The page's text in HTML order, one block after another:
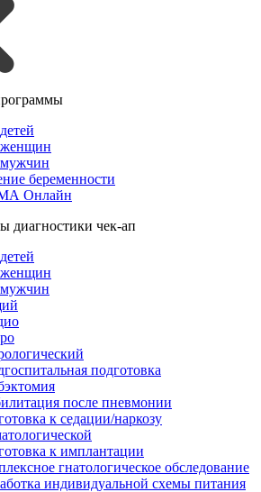
беременности
Онлайн
диагностики чек-ап
подготовка
после пневмонии
к седации/наркозу
к имплантации
гнатологическое обследование
индивидуальной схемы питания